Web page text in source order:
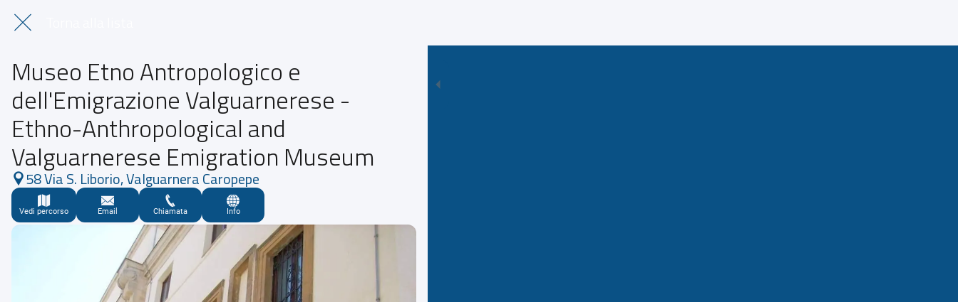
Museo Etno Antropologico e
dell'Emigrazione Valguarnerese -
Ethno-Anthropological and
Valguarnerese Emigration Museum
58 Via S. Liborio, Valguarnera Caropepe
Vedi percorso Email Chiamata Info